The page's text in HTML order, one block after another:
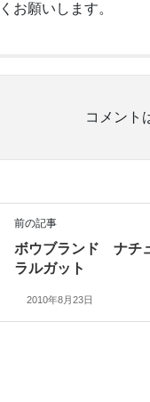
お願いします。
コメント
前の記事
ボウブランド ナチ
ラルガット
2010年8月23日